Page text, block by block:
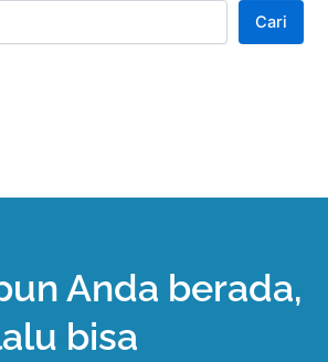
Cari
Anda berada,
bisa